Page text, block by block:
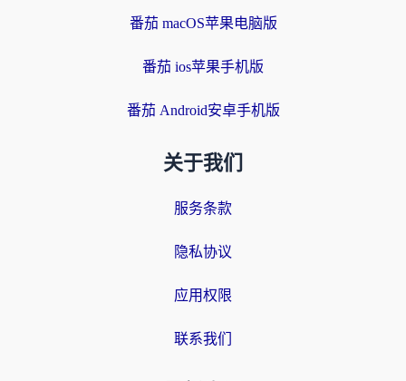
番茄 macOS苹果电脑版
番茄 ios苹果手机版
番茄 Android安卓手机版
关于我们
服务条款
隐私协议
应用权限
联系我们